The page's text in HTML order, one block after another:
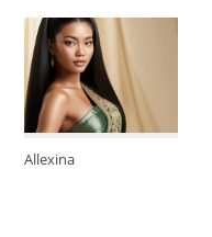
Allexina